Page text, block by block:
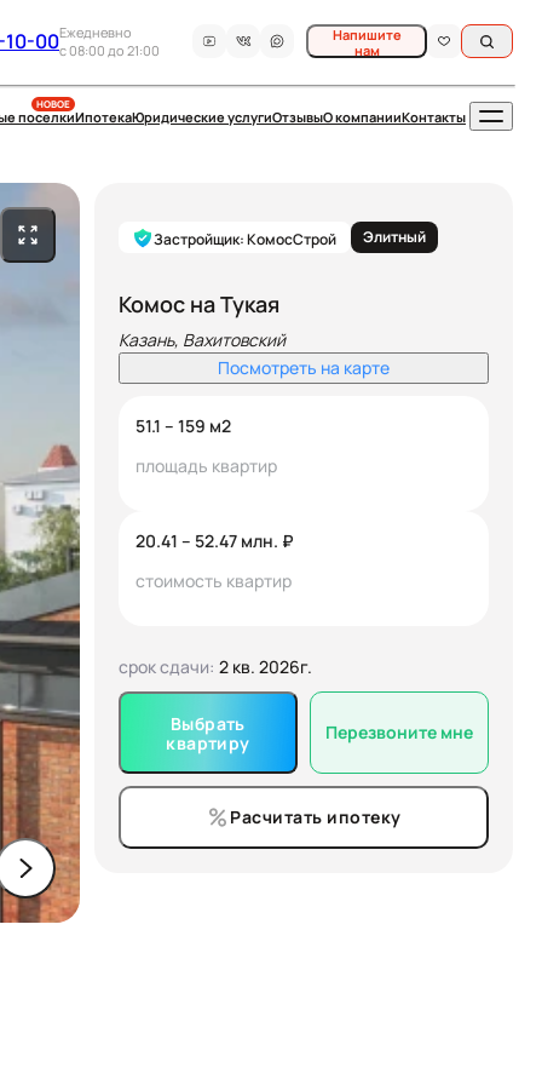
10-00Ежедневно
c 08:00 до 21:00
Напишите
нам
НОВОЕ
поселкиИпотекаЮридические услугиОтзывыО компанииКонтакты
Застройщик: КомосСтрой Элитный
Комос на Тукая
Казань, Вахитовский
Посмотреть на карте
51.1 – 159 м2
площадь квартир
20.41 – 52.47 млн. ₽
стоимость квартир
срок сдачи: 2 кв. 2026г.
Выбрать
квартиру
Перезвоните мне
Расчитать ипотеку